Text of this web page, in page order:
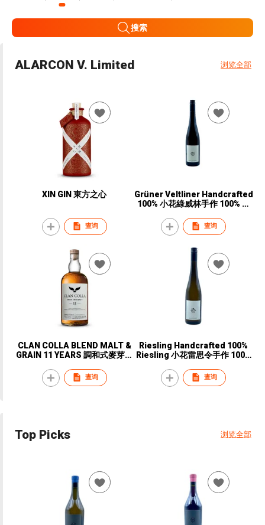
搜索
ALARCON V. Limited 浏览全部
XIN GIN 東方之心
查询
Grüner Veltliner Handcrafted
100% 小花綠威林手作 100% 綠
查询
CLAN COLLA BLEND MALT &
GRAIN 11 YEARS 調和式麥芽穀
查询
Riesling Handcrafted 100%
Riesling 小花雷思令手作 100%
查询
Top Picks 浏览全部